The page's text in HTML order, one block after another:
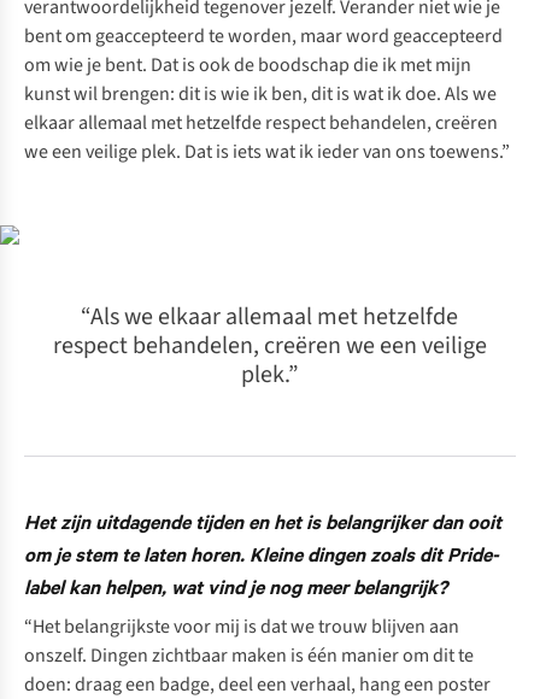
verantwoordelijkheid tegenover jezelf. Verander niet wie je
bent om geaccepteerd te worden, maar word geaccepteerd
om wie je bent. Dat is ook de boodschap die ik met mijn
kunst wil brengen: dit is wie ik ben, dit is wat ik doe. Als we
elkaar allemaal met hetzelfde respect behandelen, creëren
we een veilige plek. Dat is iets wat ik ieder van ons toewens.”
“Als we elkaar allemaal met hetzelfde
respect behandelen, creëren we een veilige
plek.”
Het zijn uitdagende tijden en het is belangrijker dan ooit
om je stem te laten horen. Kleine dingen zoals dit Pride-
label kan helpen, wat vind je nog meer belangrijk?
“Het belangrijkste voor mij is dat we trouw blijven aan
onszelf. Dingen zichtbaar maken is één manier om dit te
doen: draag een badge, deel een verhaal, hang een poster